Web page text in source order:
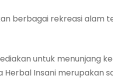
berbagai rekreasi alam
untuk menunjang
Herbal Insani merupakan